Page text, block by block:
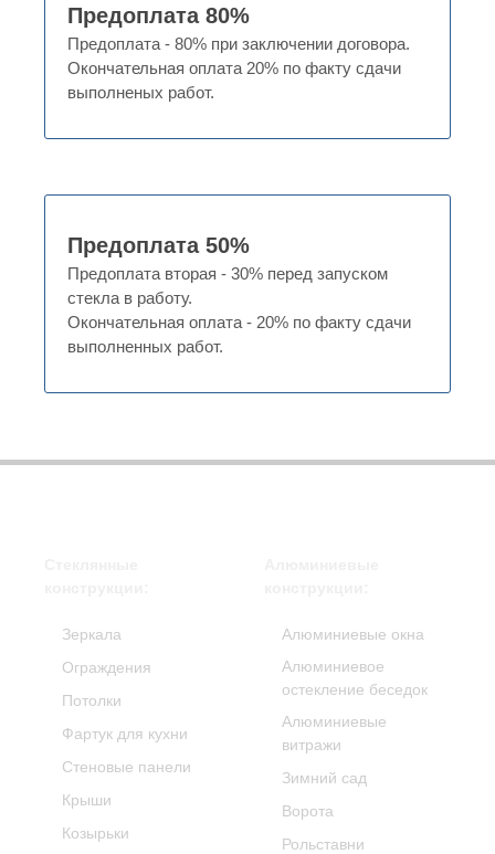
Предоплата 80%
Предоплата - 80% при заключении договора.
Окончательная оплата 20% по факту сдачи
выполненых работ.
Предоплата 50%
Предоплата вторая - 30% перед запуском
стекла в работу.
Окончательная оплата - 20% по факту сдачи
выполненных работ.
Зеркала
Ограждения
Потолки
Фартук для кухни
Стеновые панели
Крыши
Козырьки
Алюминиевые окна
Алюминиевое
остекление беседок
Алюминиевые
витражи
Зимний сад
Ворота
Рольставни